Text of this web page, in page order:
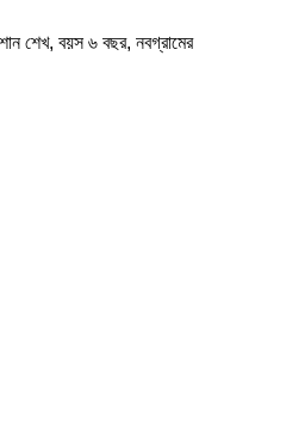
শেখ, বয়স ৬ বছর, নবগ্রামের